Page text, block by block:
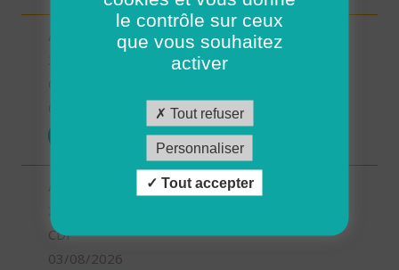
Aide à domicile MIMOSAS (H/F)
Auxiliaire de vie MIMOSAS (H/F)
CDI
03/08/2026
le contrôle sur ceux
que vous souhaitez
activer
Tout refuser
Personnaliser
Tout accepter